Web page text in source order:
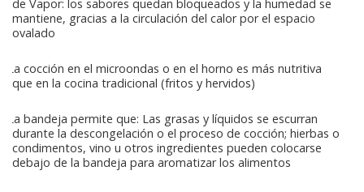
de Vapor: los sabores quedan bloqueados y la humedad se
mantiene, gracias a la circulación del calor por el espacio
ovalado
La cocción en el microondas o en el horno es más nutritiva
que en la cocina tradicional (fritos y hervidos)
La bandeja permite que: Las grasas y líquidos se escurran
durante la descongelación o el proceso de cocción; hierbas o
condimentos, vino u otros ingredientes pueden colocarse
debajo de la bandeja para aromatizar los alimentos